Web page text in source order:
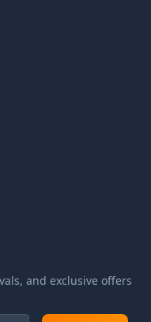
and exclusive offers